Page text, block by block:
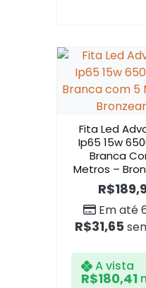
Fita Led
Ip65 15w
Branca
Metros –
R$
Em até
R$31,65
A vista
R$180,41